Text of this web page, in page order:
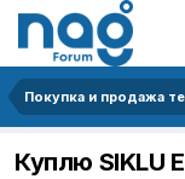
Куплю SIKLU